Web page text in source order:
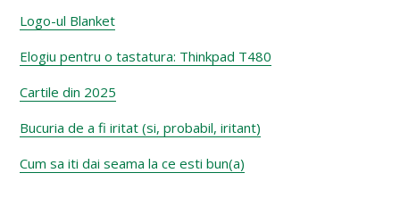
Logo-ul Blanket
Elogiu pentru o tastatura: Thinkpad T480
Cartile din 2025
Bucuria de a fi iritat (si, probabil, iritant)
Cum sa iti dai seama la ce esti bun(a)